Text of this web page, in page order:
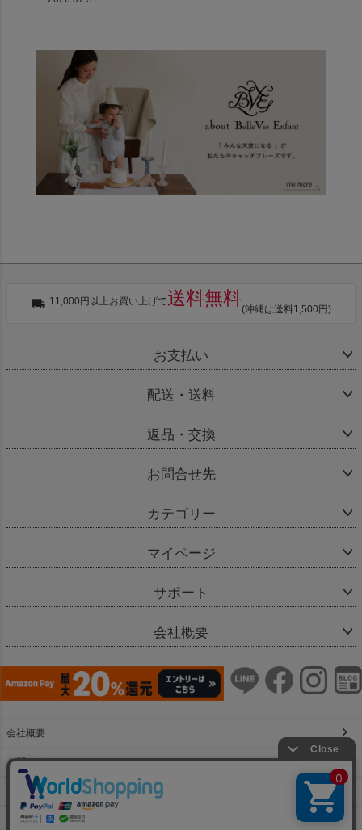
11,000円以上お買い上げで送料無料
(沖縄は送料1,500円)
お支払い
配送・送料
返品・交換
お問合せ先
カテゴリー
マイページ
サポート
会社概要
会社概要
お問い合わせ
特定商取引法に基づく表示
個人情報の取扱